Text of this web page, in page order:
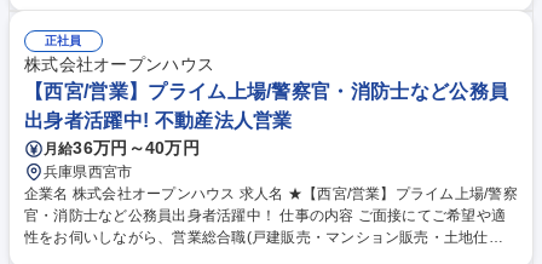
研修センターで基礎研修を実施。その後、OJTでの研修に移行。資格取得
までは、先輩の補助業務を通して実務を学び、更に社内の実技講習会など
も活用でき、未経験でも安心してスキル習得可能な環境！ 【対象物件例】
株式会社ザイマックス関西が受託している管理物件が対象で、主にオフィ
スビルが6割、その他商業施設等が4割となります。 募集職種 【兵庫】消
防設備点検/安定基盤で資格を活かす◎残業月20時間◎出来高賞与有
正社員
株式会社オープンハウス
【西宮/営業】プライム上場/警察官・消防士など公務員
出身者活躍中! 不動産法人営業
月給36万円～40万円
兵庫県西宮市
企業名 株式会社オープンハウス 求人名 ★【西宮/営業】プライム上場/警察
官・消防士など公務員出身者活躍中！ 仕事の内容 ご面接にてご希望や適
性をお伺いしながら、営業総合職(戸建販売・マンション販売・土地仕入